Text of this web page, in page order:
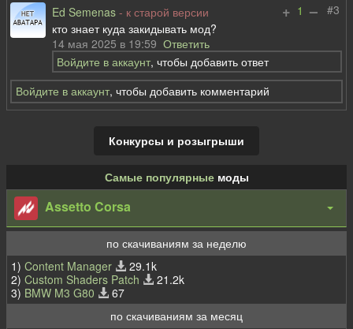
#3
+ 1 –
Ed Semenas - к старой версии
кто знает куда закидывать мод?
14 мая 2025 в 19:59Ответить
Войдите в аккаунт, чтобы добавить ответ
Войдите в аккаунт, чтобы добавить комментарий
Конкурсы и розыгрыши
Самые популярныемоды
Assetto Corsa
по скачиваниям за неделю
1) Content Manager
29.1k
2) Custom Shaders Patch
21.2k
3) BMW M3 G80
67
по скачиваниям за месяц